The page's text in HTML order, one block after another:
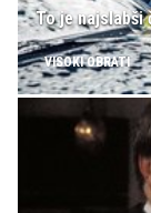
To je najslabši
VISOKI OBRATI